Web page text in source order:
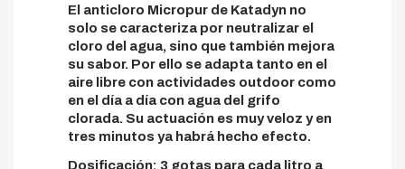
El anticloro Micropur de Katadyn no
solo se caracteriza por neutralizar el
cloro del agua, sino que también mejora
su sabor. Por ello se adapta tanto en el
aire libre con actividades outdoor como
en el día a día con agua del grifo
clorada. Su actuación es muy veloz y en
tres minutos ya habrá hecho efecto.
Dosificación: 3 gotas para cada litro a